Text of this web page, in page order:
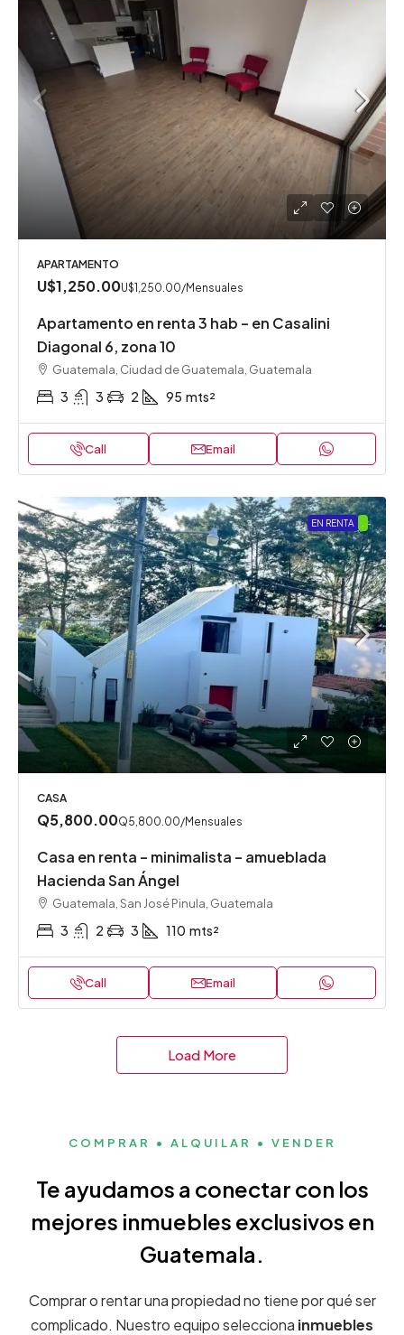
APARTAMENTO
U$1,250.00U$1,250.00/Mensuales
Apartamento en renta 3 hab – en Casalini
Diagonal 6, zona 10
Guatemala, Ciudad de Guatemala, Guatemala
3 3 2 95 mts²
Call Email
EN RENTA
CASA
Q5,800.00Q5,800.00/Mensuales
Casa en renta – minimalista – amueblada
Hacienda San Ángel
Guatemala, San José Pinula, Guatemala
3 2 3 110 mts²
Call Email
Load More
COMPRAR • ALQUILAR • VENDER
Te ayudamos a conectar con los
mejores inmuebles exclusivos en
Guatemala.
Comprar o rentar una propiedad no tiene por qué ser
complicado. Nuestro equipo selecciona inmuebles